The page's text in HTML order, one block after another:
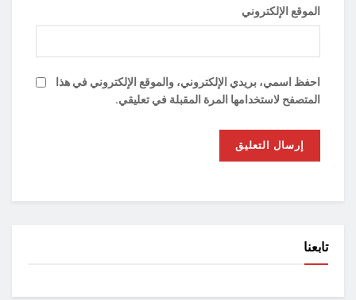
الموقع الإلكتروني
احفظ اسمي، بريدي الإلكتروني، والموقع الإلكتروني في هذا
المتصفح لاستخدامها المرة المقبلة في تعليقي.
تابعنا